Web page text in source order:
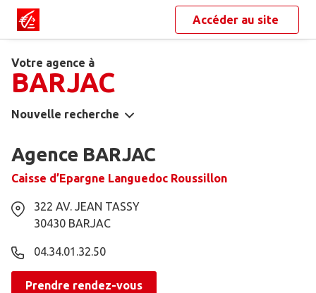
Accéder au site
Votre agence à
BARJAC
Nouvelle recherche
Agence BARJAC
Caisse d’Epargne Languedoc Roussillon
322 AV. JEAN TASSY
30430 BARJAC
04.34.01.32.50
Prendre rendez-vous